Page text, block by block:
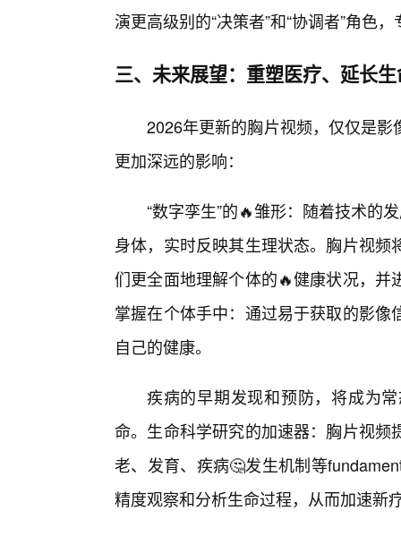
演更高级别的“决策者”和“协调者”角色
三、未来展望：重塑医疗、延长
2026年更新的胸片视频，仅仅是
更加深远的影响：
“数字孪生”的🔥雏形：随着技术的
身体，实时反映其生理状态。胸片视
们更全面地理解个体的🔥健康状况，
掌握在个体手中：通过易于获取的影
自己的健康。
疾病的早期发现和预防，将成为
命。生命科学研究的加速器：胸片视
老、发育、疾病🤔发生机制等
精度观察和分析生命过程，从而加速新